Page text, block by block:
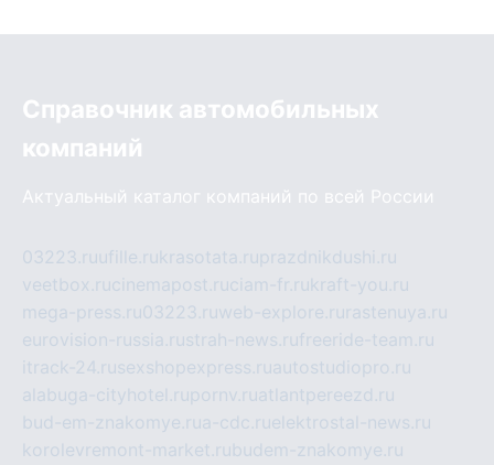
Справочник автомобильных
компаний
Актуальный каталог компаний по всей России
03223.ruufille.rukrasotata.ruprazdnikdushi.ru
veetbox.rucinemapost.ruciam-fr.rukraft-you.ru
mega-press.ru03223.ruweb-explore.ru rastenuya.ru
eurovision-russia.rustrah-news.rufreeride-team.ru
itrack-24.rusexshopexpress.ruautostudiopro.ru
alabuga-cityhotel.rupornv.ruatlantpereezd.ru
bud-em-znakomye.rua-cdc.ruelektrostal-news.ru
korolevremont-market.rubudem-znakomye.ru